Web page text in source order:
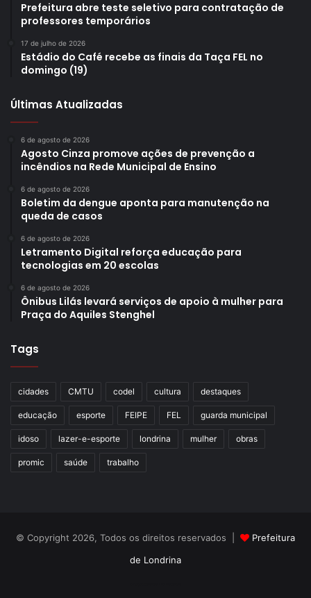
Prefeitura abre teste seletivo para contratação de
professores temporários
17 de julho de 2026
Estádio do Café recebe as finais da Taça FEL no
domingo (19)
Últimas Atualizadas
6 de agosto de 2026
Agosto Cinza promove ações de prevenção a
incêndios na Rede Municipal de Ensino
6 de agosto de 2026
Boletim da dengue aponta para manutenção na
queda de casos
6 de agosto de 2026
Letramento Digital reforça educação para
tecnologias em 20 escolas
6 de agosto de 2026
Ônibus Lilás levará serviços de apoio à mulher para
Praça do Aquiles Stenghel
Tags
cidades CMTU codel cultura destaques
educação esporte FEIPE FEL guarda municipal
idoso lazer-e-esporte londrina mulher obras
promic saúde trabalho
© Copyright 2026, Todos os direitos reservados |
Prefeitura
de Londrina